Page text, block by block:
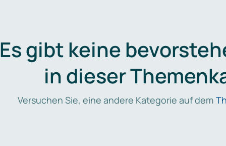
Es gibt keine
in dieser
Versuchen Sie, eine andere Kategorie auf dem